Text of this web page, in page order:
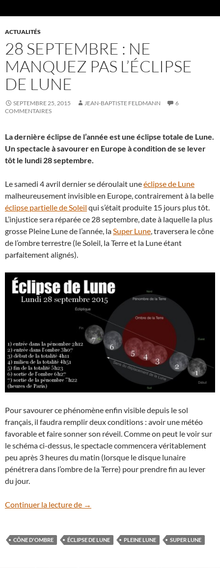
ACTUALITÉS
28 SEPTEMBRE : NE
MANQUEZ PAS L’ÉCLIPSE
DE LUNE
SEPTEMBRE 25, 2015 JEAN-BAPTISTE FELDMANN
6
COMMENTAIRES
La dernière éclipse de l’année est une éclipse totale de Lune.
Un spectacle à savourer en Europe à condition de se lever
tôt le lundi 28 septembre.
Le samedi 4 avril dernier se déroulait uneéclipse de Lune
malheureusement invisible en Europe, contrairement à la belle
éclipse partielle de Soleil qui s’était produite 15 jours plus tôt.
L’injustice sera réparée ce 28 septembre, date à laquelle la plus
grosse Pleine Lune de l’année, laSuper Lune, traversera le cône
de l’ombre terrestre (le Soleil, la Terre et la Lune étant
parfaitement alignés).
Pour savourer ce phénomène enfin visible depuis le sol
français, il faudra remplir deux conditions : avoir une météo
favorable et faire sonner son réveil. Comme on peut le voir sur
le schéma ci-dessus, le spectacle commencera véritablement
peu après 3 heures du matin (lorsque le disque lunaire
pénétrera dans l’ombre de la Terre) pour prendre fin au lever
du jour.
Continuer la lecture de 28 septembre : ne manquez pas l’éclipse
→
CÔNE D'OMBRE ÉCLIPSE DE LUNE PLEINE LUNE SUPER LUNE